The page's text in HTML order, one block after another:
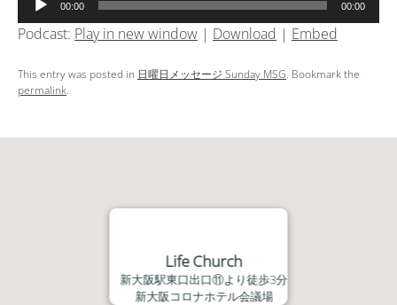
声
プ
ー
00:00 00:00
Podcast: Play in new window | Download | Embed
This entry was posted in 日曜日メッセージ Sunday MSG. Bookmark the
permalink.
Life Church
新大阪駅東口出口⑪より徒歩3分
新大阪コロナホテル会議場